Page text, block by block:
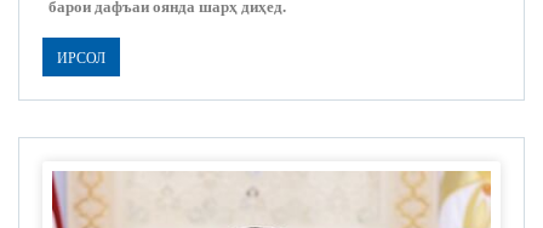
барои дафъаи оянда шарҳ диҳед.